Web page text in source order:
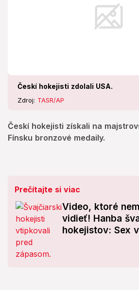
Českí hokejisti zdolali USA.
Zdroj: TASR/AP
Českí hokejisti získali na
Fínsku bronzové medaily.
Prečítajte si viac
Video, ktoré
vidieť! Hanba
hokejistov: Sex